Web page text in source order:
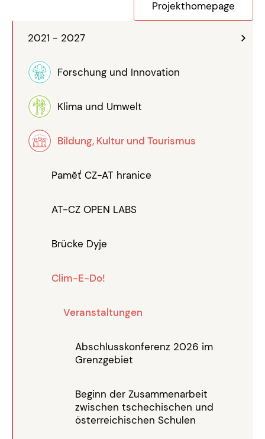
2021 - 2027
Forschung und Innovation
Klima und Umwelt
Bildung, Kultur und Tourismus
Paměť CZ-AT hranice
AT-CZ OPEN LABS
Brücke Dyje
Clim-E-Do!
Veranstaltungen
Abschlusskonferenz 2026 im
Grenzgebiet
Beginn der Zusammenarbeit
zwischen tschechischen und
österreichischen Schulen
Projekthomepage